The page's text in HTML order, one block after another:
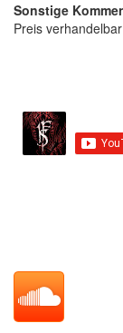
Sonstige
Preis verhandelbar